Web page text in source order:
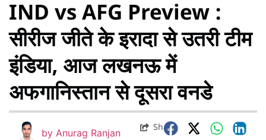
IND vs AFG Preview :
सीरीज जीते के इरादा से उतरी टीम
इंडिया, आज लखनऊ में
अफगानिस्तान से दूसरा वनडे
by Anurag Ranjan
Share